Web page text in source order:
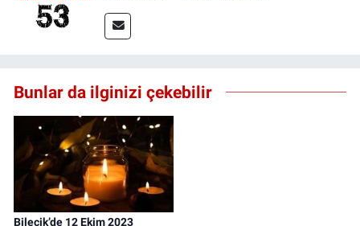
Bunlar da ilginizi çekebilir
Bilecik’de 12 Ekim 2023